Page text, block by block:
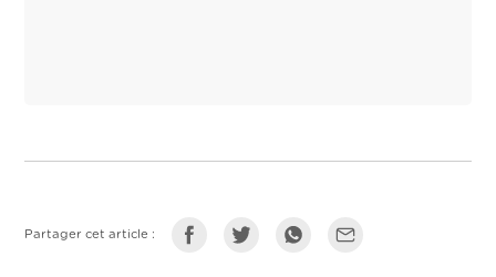
Partager cet article :